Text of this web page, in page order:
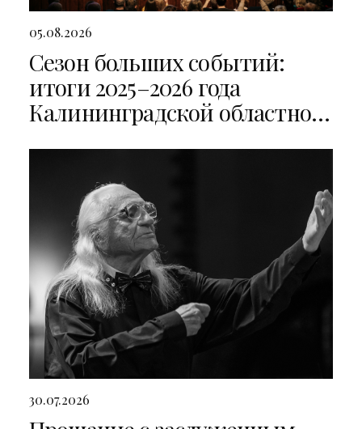
05.08.2026
Сезон больших событий:
итоги 2025–2026 года
Калининградской областной
30.07.2026